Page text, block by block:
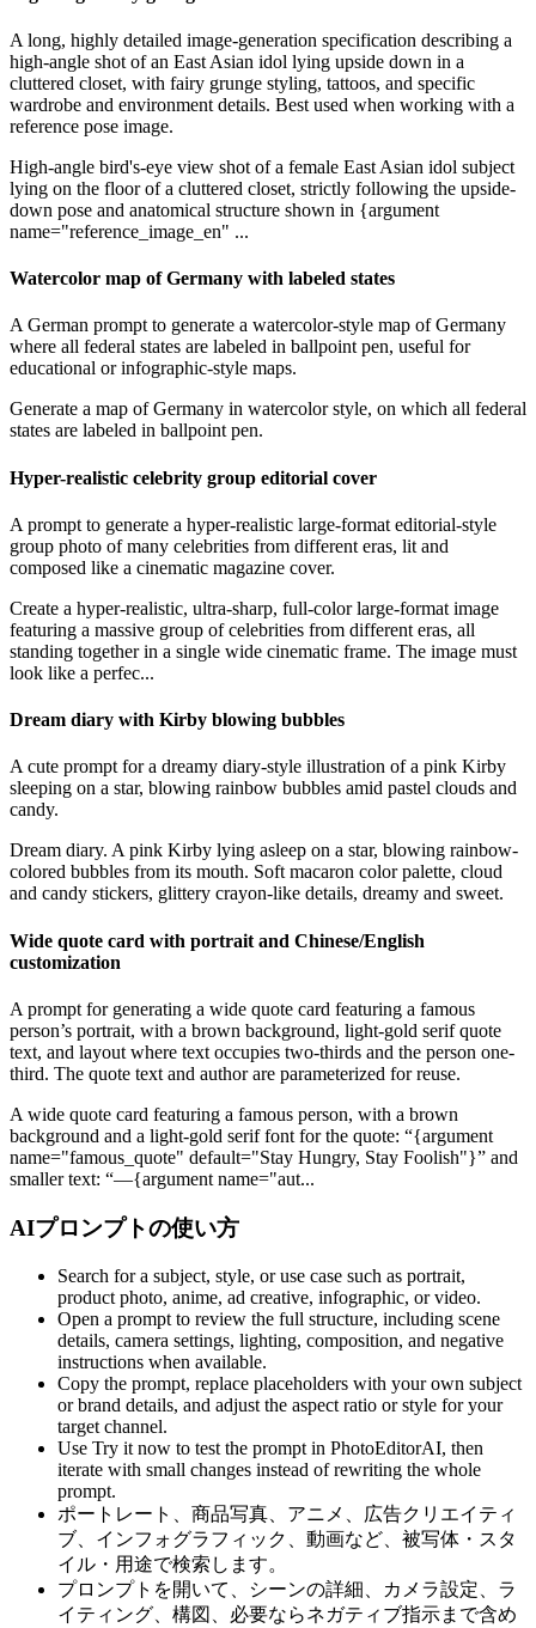
A long, highly detailed image-generation specification describing a
high-angle shot of an East Asian idol lying upside down in a
cluttered closet, with fairy grunge styling, tattoos, and specific
wardrobe and environment details. Best used when working with a
reference pose image.
High-angle bird's-eye view shot of a female East Asian idol subject
lying on the floor of a cluttered closet, strictly following the upside-
down pose and anatomical structure shown in {argument
name="reference_image_en" ...
Watercolor map of Germany with labeled states
A German prompt to generate a watercolor-style map of Germany
where all federal states are labeled in ballpoint pen, useful for
educational or infographic-style maps.
Generate a map of Germany in watercolor style, on which all federal
states are labeled in ballpoint pen.
Hyper-realistic celebrity group editorial cover
A prompt to generate a hyper-realistic large-format editorial-style
group photo of many celebrities from different eras, lit and
composed like a cinematic magazine cover.
Create a hyper-realistic, ultra-sharp, full-color large-format image
featuring a massive group of celebrities from different eras, all
standing together in a single wide cinematic frame. The image must
look like a perfec...
Dream diary with Kirby blowing bubbles
A cute prompt for a dreamy diary-style illustration of a pink Kirby
sleeping on a star, blowing rainbow bubbles amid pastel clouds and
candy.
Dream diary. A pink Kirby lying asleep on a star, blowing rainbow-
colored bubbles from its mouth. Soft macaron color palette, cloud
and candy stickers, glittery crayon-like details, dreamy and sweet.
Wide quote card with portrait and Chinese/English
customization
A prompt for generating a wide quote card featuring a famous
person’s portrait, with a brown background, light-gold serif quote
text, and layout where text occupies two-thirds and the person one-
third. The quote text and author are parameterized for reuse.
A wide quote card featuring a famous person, with a brown
background and a light-gold serif font for the quote: “{argument
name="famous_quote" default="Stay Hungry, Stay Foolish"}” and
smaller text: “—{argument name="aut...
AIプロンプトの使い方
Search for a subject, style, or use case such as portrait,
product photo, anime, ad creative, infographic, or video.
Open a prompt to review the full structure, including scene
details, camera settings, lighting, composition, and negative
instructions when available.
Copy the prompt, replace placeholders with your own subject
or brand details, and adjust the aspect ratio or style for your
target channel.
Use Try it now to test the prompt in PhotoEditorAI, then
iterate with small changes instead of rewriting the whole
prompt.
ポートレート、商品写真、アニメ、広告クリエイティ
ブ、インフォグラフィック、動画など、被写体・スタ
イル・用途で検索します。
プロンプトを開いて、シーンの詳細、カメラ設定、ラ
イティング、構図、必要ならネガティブ指示まで含め